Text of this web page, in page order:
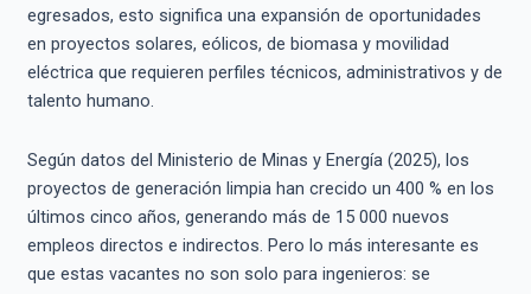
egresados, esto significa una expansión de oportunidades
en proyectos solares, eólicos, de biomasa y movilidad
eléctrica que requieren perfiles técnicos, administrativos y de
talento humano.
Según datos del Ministerio de Minas y Energía (2025), los
proyectos de generación limpia han crecido un 400 % en los
últimos cinco años, generando más de 15 000 nuevos
empleos directos e indirectos. Pero lo más interesante es
que estas vacantes no son solo para ingenieros: se